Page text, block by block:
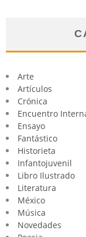
Arte
Artículos
Crónica
Encuentro
Ensayo
Fantástico
Historieta
Infantojuvenil
Libro Ilustrado
Literatura
México
Música
Novedades